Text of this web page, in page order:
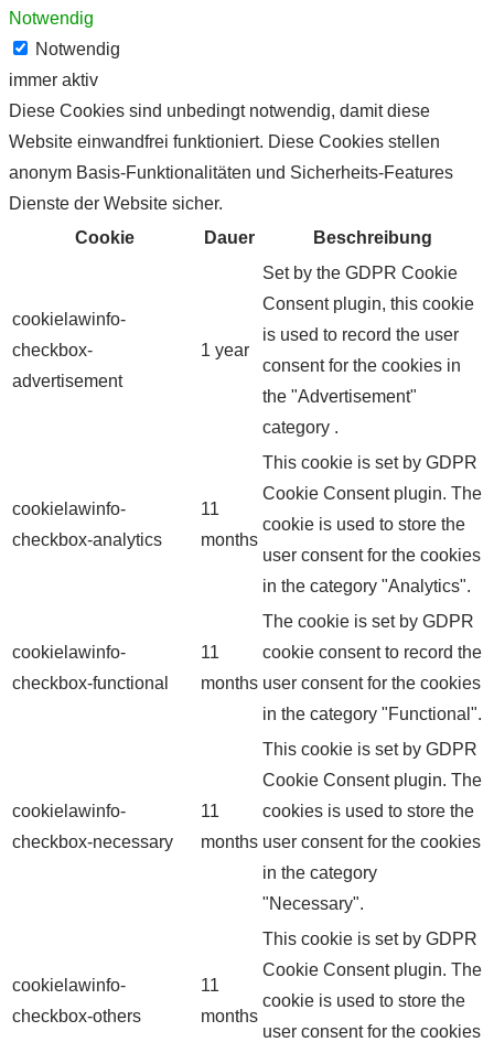
Notwendig
Notwendig
immer aktiv
Diese Cookies sind unbedingt notwendig, damit diese
Website einwandfrei funktioniert. Diese Cookies stellen
anonym Basis-Funktionalitäten und Sicherheits-Features
Dienste der Website sicher.
Cookie
Dauer Beschreibung
cookielawinfo-
checkbox-
advertisement
1 year
Set by the GDPR Cookie
Consent plugin, this cookie
is used to record the user
consent for the cookies in
the "Advertisement"
category .
cookielawinfo-
checkbox-analytics
11
months
This cookie is set by GDPR
Cookie Consent plugin. The
cookie is used to store the
user consent for the cookies
in the category "Analytics".
cookielawinfo-
checkbox-functional
11
months
The cookie is set by GDPR
cookie consent to record the
user consent for the cookies
in the category "Functional".
cookielawinfo-
checkbox-necessary
11
months
This cookie is set by GDPR
Cookie Consent plugin. The
cookies is used to store the
user consent for the cookies
in the category
"Necessary".
cookielawinfo-
checkbox-others
11
months
This cookie is set by GDPR
Cookie Consent plugin. The
cookie is used to store the
user consent for the cookies